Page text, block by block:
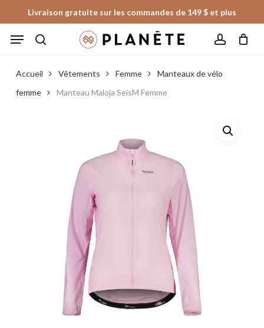
to
main
Livraison gratuite sur les commandes de 149 $ et plus
Menu
Fermer
le
panier
Accueil Vêtements Femme
Manteaux de vélo
femme
Manteau Maloja SeisM Femme